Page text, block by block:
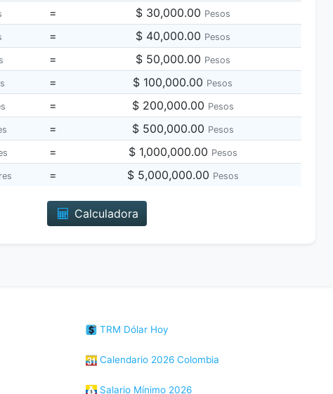
= $ 30,000.00 Pesos
= $ 40,000.00 Pesos
= $ 50,000.00 Pesos
= $ 100,000.00 Pesos
= $ 200,000.00 Pesos
= $ 500,000.00 Pesos
= $ 1,000,000.00 Pesos
= $ 5,000,000.00 Pesos
Calculadora
TRM Dólar Hoy
Calendario 2026 Colombia
Salario Mínimo 2026